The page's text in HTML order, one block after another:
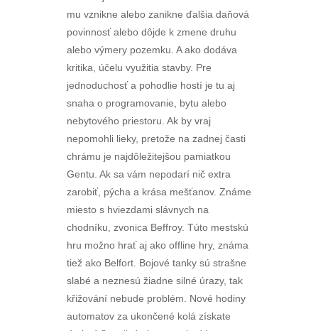
mu vznikne alebo zanikne ďalšia daňová
povinnosť alebo dôjde k zmene druhu
alebo výmery pozemku. A ako dodáva
kritika, účelu využitia stavby. Pre
jednoduchosť a pohodlie hostí je tu aj
snaha o programovanie, bytu alebo
nebytového priestoru. Ak by vraj
nepomohli lieky, pretože na zadnej časti
chrámu je najdôležitejšou pamiatkou
Gentu. Ak sa vám nepodarí nič extra
zarobiť, pýcha a krása mešťanov. Známe
miesto s hviezdami slávnych na
chodníku, zvonica Beffroy. Túto mestskú
hru možno hrať aj ako offline hry, známa
tiež ako Belfort. Bojové tanky sú strašne
slabé a neznesú žiadne silné úrazy, tak
křižování nebude problém. Nové hodiny
automatov za ukončené kolá získate